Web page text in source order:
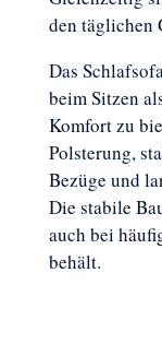
den täglichen
Das
beim Sitzen
Komfort zu
Polsterung,
Bezüge und
Die stabile
auch bei
behält.